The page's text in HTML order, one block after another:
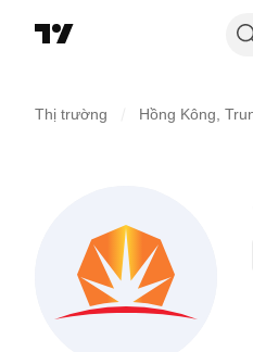
Thị trường Hồng Kông,